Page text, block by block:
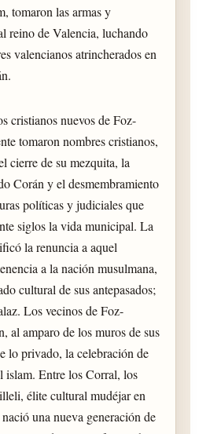
tomaron las armas y
reino de Valencia, luchando
valencianos atrincherados en
cristianos nuevos de Foz-
tomaron nombres cristianos,
cierre de su mezquita, la
Corán y el desmembramiento
políticas y judiciales que
siglos la vida municipal. La
la renuncia a aquel
a la nación musulmana,
cultural de sus antepasados;
Los vecinos de Foz-
al amparo de los muros de sus
lo privado, la celebración de
islam. Entre los Corral, los
élite cultural mudéjar en
una nueva generación de